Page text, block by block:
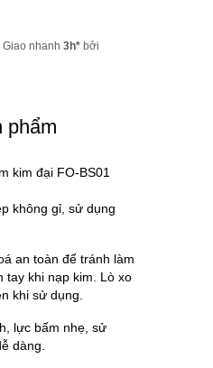
Giao nhanh 3h* bởi
phẩm
kim đại FO-BS01
không gỉ, sử dụng
an toàn để tránh làm
tay khi nạp kim. Lò xo
khi sử dụng.
lực bấm nhẹ, sử
dàng.